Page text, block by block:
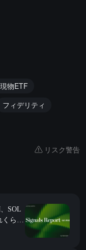
物ETF
フィデリティ
リスク警告
SOL
らい